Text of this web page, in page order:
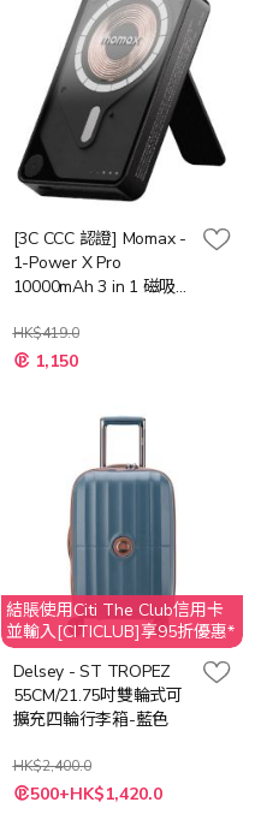
[3C CCC 認證] Momax -
1-Power X Pro
10000mAh 3 in 1 磁吸流
選)
HK$419.0
1,150
結賬使用Citi The Club信用卡
並輸入[CITICLUB]享95折優惠*
Delsey - ST TROPEZ
55CM/21.75吋雙輪式可
擴充四輪行李箱-藍色
HK$2,400.0
特
殊 500+HK$1,420.0